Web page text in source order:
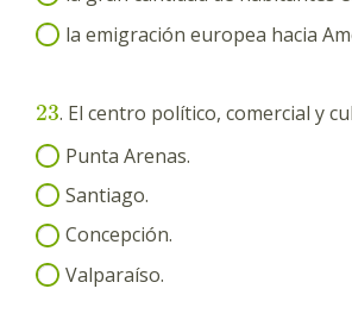
la emigración europea hacia
23. El centro político, comercial y
Punta Arenas.
Santiago.
Concepción.
Valparaíso.